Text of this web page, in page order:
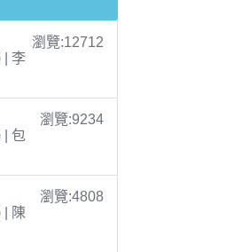
瀏覽:12712
| 李
瀏覽:9234
| 包
瀏覽:4808
| 陳